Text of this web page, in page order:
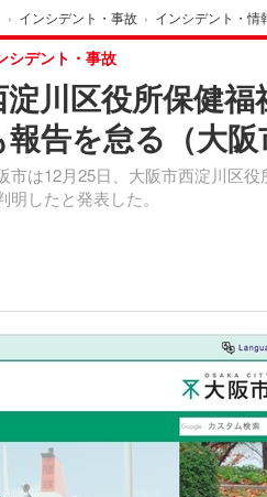
› インシデント・事故 › インシデント・情
淀川区役所保健
報告を怠る（大阪
市は12月25日、大阪市西淀川区
明したと発表した。
シデント・事故